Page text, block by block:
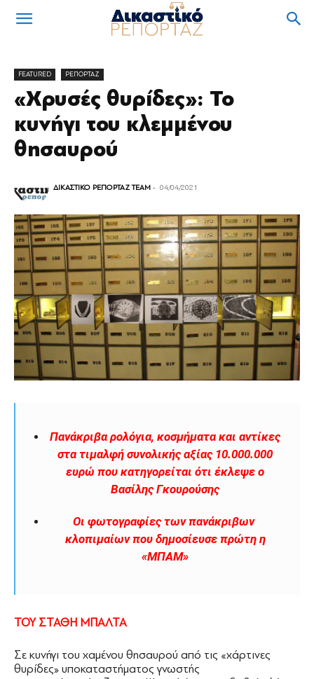
FEATURED ΡΕΠΟΡΤΑΖ
«Χρυσές θυρίδες»: Το
κυνήγι του κλεμμένου
θησαυρού
ΔΙΚΑΣΤΙΚΟ ΡΕΠΟΡΤΑΖ TEAM - 04/04/2021
Πανάκριβα ρολόγια, κοσµήµατα και αντίκες
στα τιµαλφή συνολικής αξίας 10.000.000
ευρώ που κατηγορείται ότι έκλεψε ο
Βασίλης Γκουρούσης
Οι φωτογραφίες των πανάκριβων
κλοπιμαίων που δημοσίευσε πρώτη η
«ΜΠΑΜ»
ΤΟΥ ΣΤΑΘΗ ΜΠΑΛΤΑ
Σε κυνήγι του χαμένου θησαυρού από τις «χάρτινες
θυρίδες» υποκαταστήματος γνωστής